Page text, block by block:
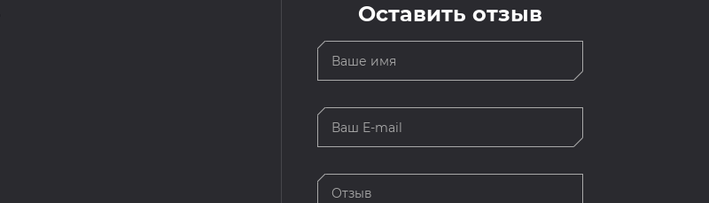
Оставить отзыв